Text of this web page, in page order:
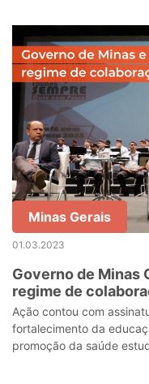
Minas Gerais
01.03.2023
Governo de Minas
regime de
municípios
Ação contou com
fortalecimento da
promoção da saúde